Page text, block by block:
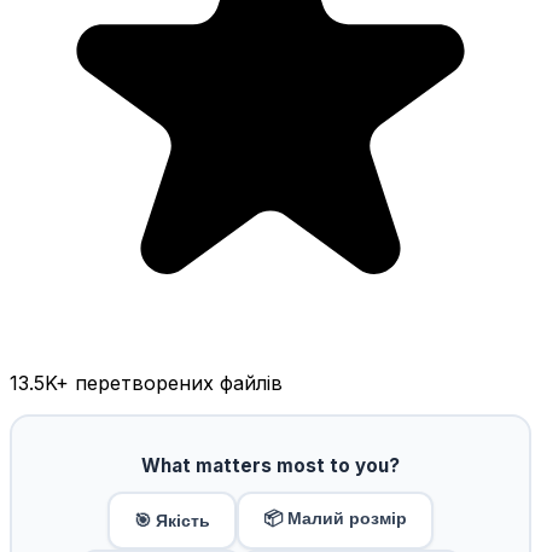
13.5K+ перетворених файлів
What matters most to you?
🎯 Якість 📦 Малий розмір